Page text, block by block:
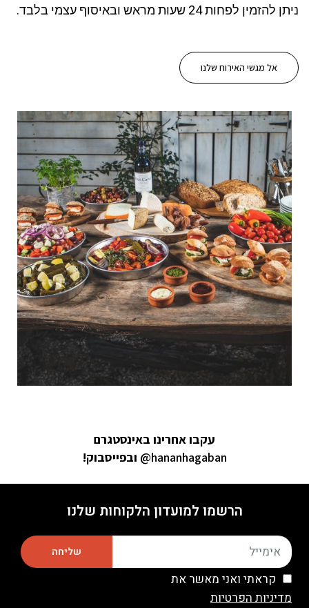
ניתן להזמין לפחות 24 שעות מראש ובאיסוף עצמי בלבד.
אל מגשי האירוח שלנו
עקבו אחרינו באינסטגרם
hananhagaban@
ובפייסבוק!
הרשמו למועדון הלקוחות שלנו
קראתי ואני מאשר את
מדיניות הפרטיות
שליחה